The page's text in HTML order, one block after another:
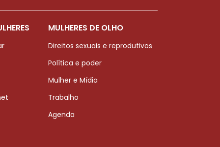
MULHERES DE OLHO
Direitos sexuais e reprodutivos
Política e poder
Mulher e Mídia
Trabalho
Agenda